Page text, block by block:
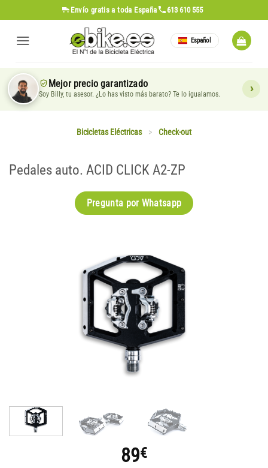
al
contenido
Envío gratis a toda España 613 610 555
Español
Mejor precio garantizado
Soy Billy, tu asesor. ¿Lo has visto más barato? Te lo igualamos.
Bicicletas Eléctricas > Check-out
Pedales auto. ACID CLICK A2-ZP
Pregunta por Whatsapp
89€